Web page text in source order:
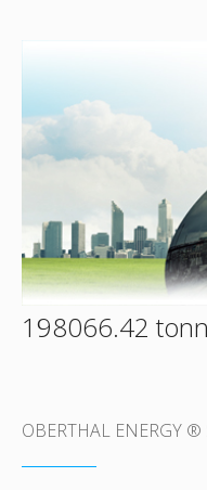
198066.42
OBERTHAL ENERGY ®